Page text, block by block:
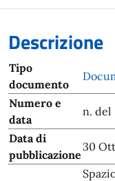
Descrizione
Tipo
documento
Numero e
data
n. del
Data di
pubblicazione
30